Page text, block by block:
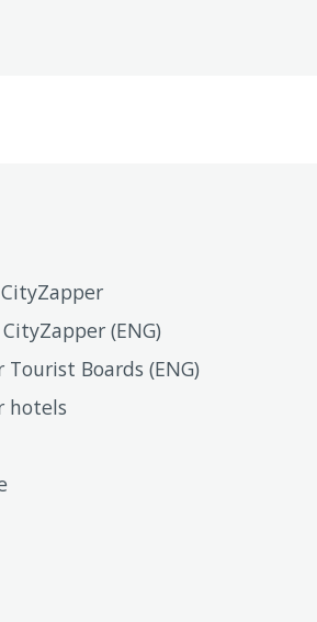
(ENG)
Boards (ENG)
hotels